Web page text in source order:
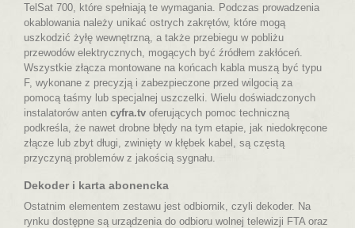
TelSat 700, które spełniają te wymagania. Podczas prowadzenia
okablowania należy unikać ostrych zakrętów, które mogą
uszkodzić żyłę wewnętrzną, a także przebiegu w pobliżu
przewodów elektrycznych, mogących być źródłem zakłóceń.
Wszystkie złącza montowane na końcach kabla muszą być typu
F, wykonane z precyzją i zabezpieczone przed wilgocią za
pomocą taśmy lub specjalnej uszczelki. Wielu doświadczonych
instalatorów anten cyfra.tv oferujących pomoc techniczną
podkreśla, że nawet drobne błędy na tym etapie, jak niedokręcone
złącze lub zbyt długi, zwinięty w kłębek kabel, są częstą
przyczyną problemów z jakością sygnału.
Dekoder i karta abonencka
Ostatnim elementem zestawu jest odbiornik, czyli dekoder. Na
rynku dostępne są urządzenia do odbioru wolnej telewizji FTA oraz